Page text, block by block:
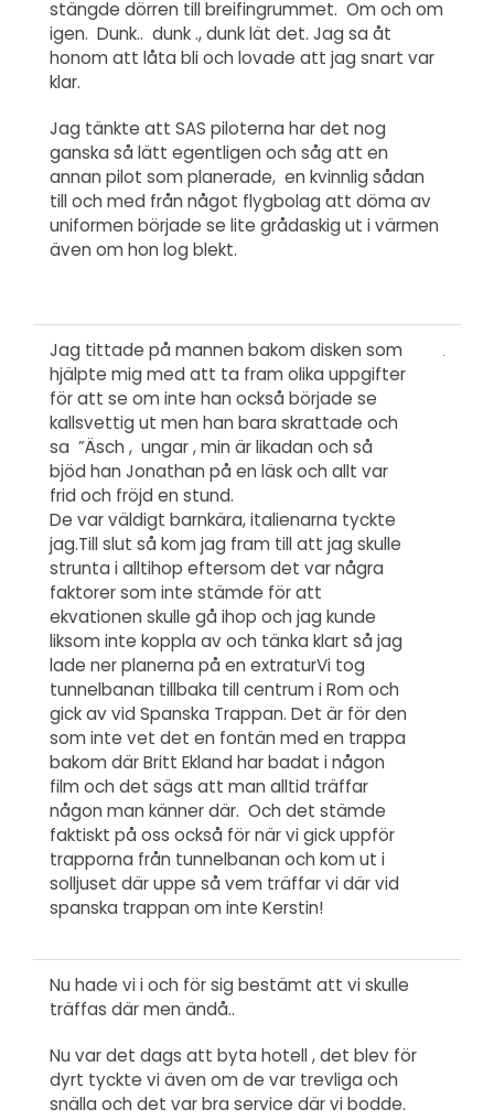
stängde dörren till breifingrummet. Om och om
igen. Dunk.. dunk ., dunk lät det. Jag sa åt
honom att låta bli och lovade att jag snart var
klar.
Jag tänkte att SAS piloterna har det nog
ganska så lätt egentligen och såg att en
annan pilot som planerade, en kvinnlig sådan
till och med från något flygbolag att döma av
uniformen började se lite grådaskig ut i värmen
även om hon log blekt.
Jag tittade på mannen bakom disken som
hjälpte mig med att ta fram olika uppgifter
för att se om inte han också började se
kallsvettig ut men han bara skrattade och
sa ”Äsch , ungar , min är likadan och så
bjöd han Jonathan på en läsk och allt var
frid och fröjd en stund.
De var väldigt barnkära, italienarna tyckte
jag.Till slut så kom jag fram till att jag skulle
strunta i alltihop eftersom det var några
faktorer som inte stämde för att
ekvationen skulle gå ihop och jag kunde
liksom inte koppla av och tänka klart så jag
lade ner planerna på en extraturVi tog
tunnelbanan tillbaka till centrum i Rom och
gick av vid Spanska Trappan. Det är för den
som inte vet det en fontän med en trappa
bakom där Britt Ekland har badat i någon
film och det sägs att man alltid träffar
någon man känner där. Och det stämde
faktiskt på oss också för när vi gick uppför
trapporna från tunnelbanan och kom ut i
solljuset där uppe så vem träffar vi där vid
spanska trappan om inte Kerstin!
Nu hade vi i och för sig bestämt att vi skulle
träffas där men ändå..
Nu var det dags att byta hotell , det blev för
dyrt tyckte vi även om de var trevliga och
snälla och det var bra service där vi bodde.